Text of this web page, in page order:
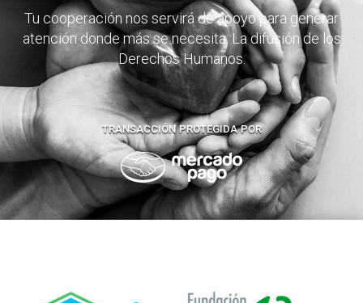
Tu cooperación nos servirá de apoyo para generar
atención donde más se necesita: La difusión de los
Derechos Humanos.
transacción protegida por